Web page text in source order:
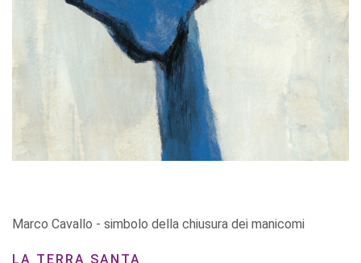
Marco Cavallo - simbolo della chiusura dei manicomi
LA TERRA SANTA